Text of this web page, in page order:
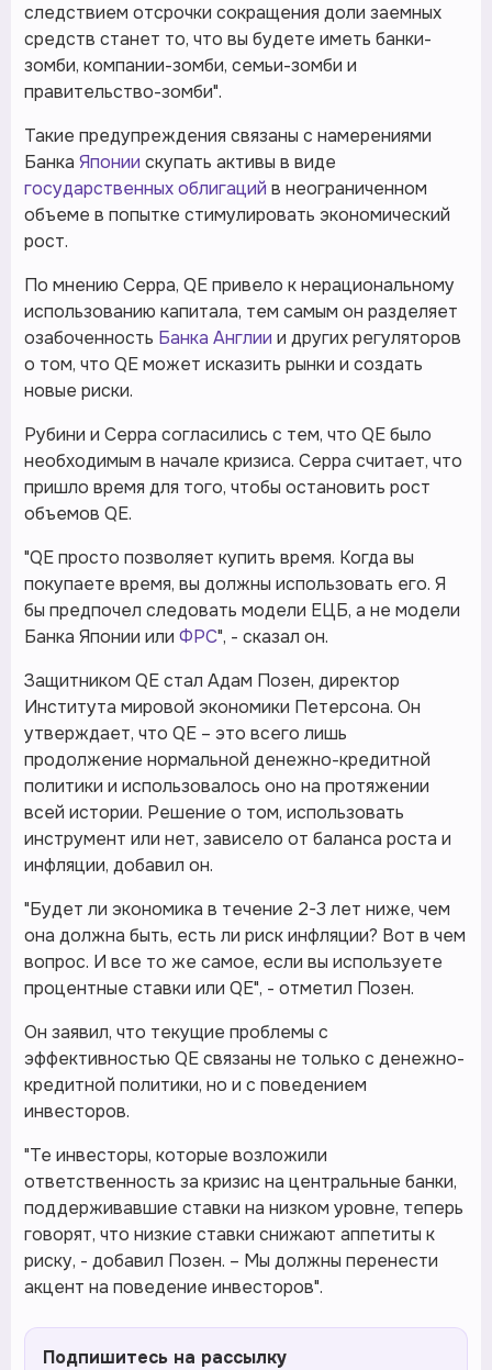
следствием отсрочки сокращения доли заемных
средств станет то, что вы будете иметь банки-
зомби, компании-зомби, семьи-зомби и
правительство-зомби".
Такие предупреждения связаны с намерениями
Банка Японии скупать активы в виде
государственных облигаций в неограниченном
объеме в попытке стимулировать экономический
рост.
По мнению Серра, QE привело к нерациональному
использованию капитала, тем самым он разделяет
озабоченность Банка Англии и других регуляторов
о том, что QE может исказить рынки и создать
новые риски.
Рубини и Серра согласились с тем, что QE было
необходимым в начале кризиса. Серра считает, что
пришло время для того, чтобы остановить рост
объемов QE.
"QE просто позволяет купить время. Когда вы
покупаете время, вы должны использовать его. Я
бы предпочел следовать модели ЕЦБ, а не модели
Банка Японии или ФРС", - сказал он.
Защитником QE стал Адам Позен, директор
Института мировой экономики Петерсона. Он
утверждает, что QE – это всего лишь
продолжение нормальной денежно-кредитной
политики и использовалось оно на протяжении
всей истории. Решение о том, использовать
инструмент или нет, зависело от баланса роста и
инфляции, добавил он.
"Будет ли экономика в течение 2-3 лет ниже, чем
она должна быть, есть ли риск инфляции? Вот в чем
вопрос. И все то же самое, если вы используете
процентные ставки или QE", - отметил Позен.
Он заявил, что текущие проблемы с
эффективностью QE связаны не только с денежно-
кредитной политики, но и с поведением
инвесторов.
"Те инвесторы, которые возложили
ответственность за кризис на центральные банки,
поддерживавшие ставки на низком уровне, теперь
говорят, что низкие ставки снижают аппетиты к
риску, - добавил Позен. – Мы должны перенести
акцент на поведение инвесторов".
Подпишитесь на рассылку